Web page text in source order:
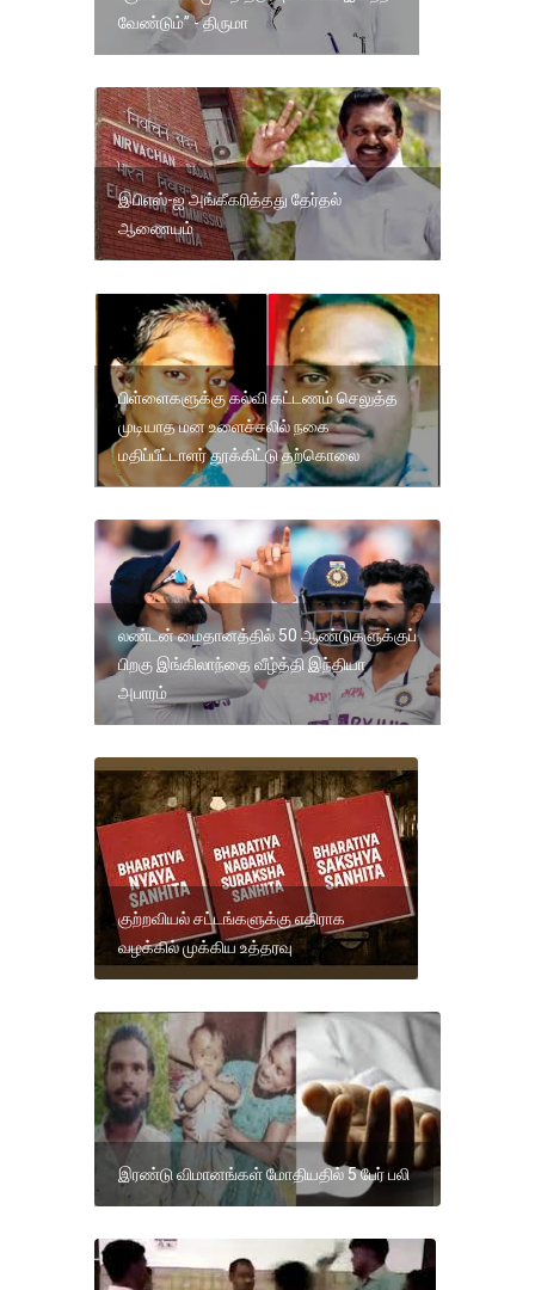
வேண்டும்” - திருமா
இபிஎஸ்-ஐ அங்கீகரித்தது தேர்தல்
ஆணையம்
பிள்ளைகளுக்கு கல்வி கட்டணம் செலுத்த
முடியாத மன உளைச்சலில் நகை
மதிப்பீட்டாளர் தூக்கிட்டு தற்கொலை
லண்டன் மைதானத்தில் 50 ஆண்டுகளுக்குப்
பிறகு இங்கிலாந்தை வீழ்த்தி இந்தியா
அபாரம்
குற்றவியல் சட்டங்களுக்கு எதிராக
வழக்கில் முக்கிய உத்தரவு
இரண்டு விமானங்கள் மோதியதில் 5 பேர் பலி